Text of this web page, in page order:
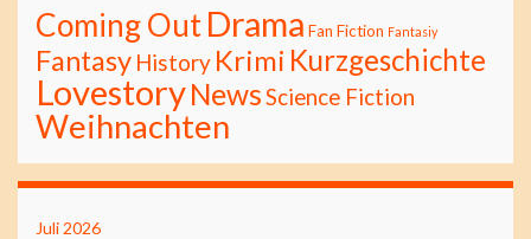
Coming OutDrama Fan Fiction Fantasiy
Fantasy History Krimi Kurzgeschichte
LovestoryNewsScience Fiction
Weihnachten
Juli 2026